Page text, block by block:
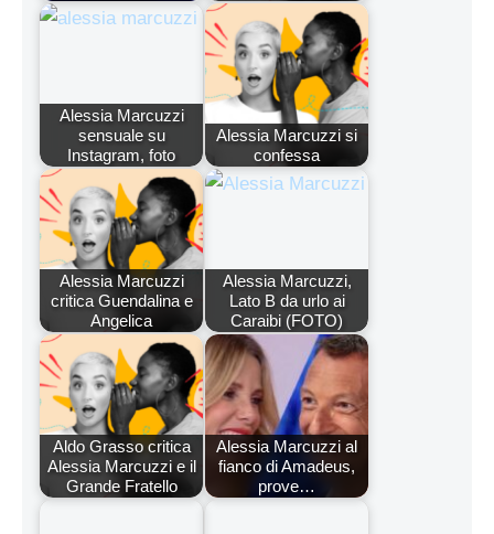
Alessia Marcuzzi
sensuale su
Instagram, foto
Alessia Marcuzzi si
confessa
Alessia Marcuzzi
critica Guendalina e
Angelica
Alessia Marcuzzi,
Lato B da urlo ai
Caraibi (FOTO)
Aldo Grasso critica
Alessia Marcuzzi e il
Grande Fratello
Alessia Marcuzzi al
fianco di Amadeus,
prove…